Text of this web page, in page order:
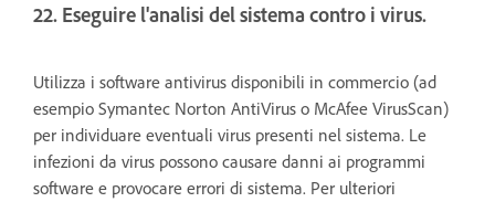
22. Eseguire l'analisi del sistema contro i virus.
Utilizza i software antivirus disponibili in commercio (ad
esempio Symantec Norton AntiVirus o McAfee VirusScan)
per individuare eventuali virus presenti nel sistema. Le
infezioni da virus possono causare danni ai programmi
software e provocare errori di sistema. Per ulteriori